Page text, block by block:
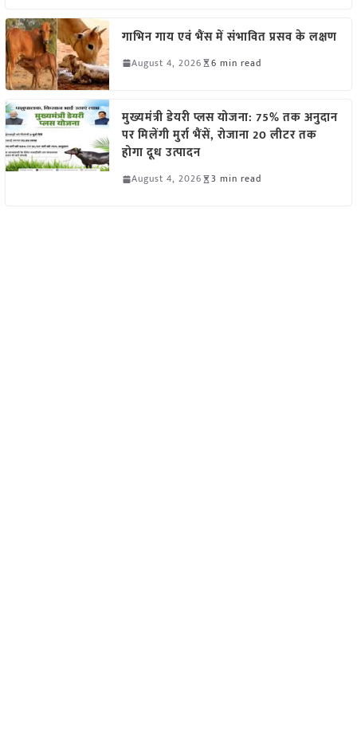
गाभिन गाय एवं भैंस में संभावित प्रसव के लक्षण
August 4, 2026 6 min read
मुख्यमंत्री डेयरी प्लस योजना: 75% तक अनुदान
पर मिलेंगी मुर्रा भैंसें, रोजाना 20 लीटर तक
होगा दूध उत्पादन
August 4, 2026 3 min read